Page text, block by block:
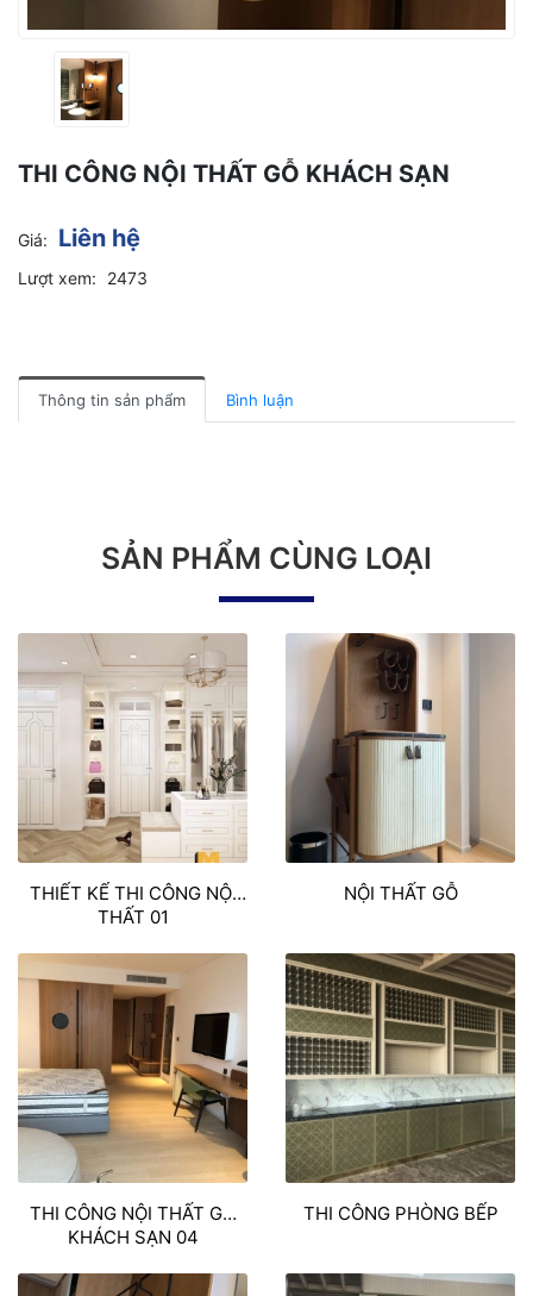
THI CÔNG NỘI THẤT GỖ KHÁCH SẠN
Giá: Liên hệ
Lượt xem: 2473
Thông tin sản phẩm Bình luận
SẢN PHẨM CÙNG LOẠI
THIẾT KẾ THI CÔNG NỘI
THẤT 01
NỘI THẤT GỖ
THI CÔNG NỘI THẤT GỖ
KHÁCH SẠN 04
THI CÔNG PHÒNG BẾP